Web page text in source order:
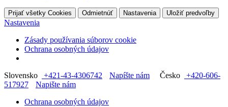
Prijať všetky Cookies Odmietnúť Nastavenia Uložiť predvoľby
Nastavenia
Zásady používania súborov cookie
Ochrana osobných údajov
Slovensko +421-43-4306742 Napíšte nám Česko
+420-606-
517927
Napište nám
Ochrana osobných údajov